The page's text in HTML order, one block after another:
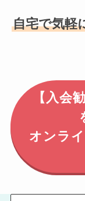
自宅で気軽
【入会
オンラ